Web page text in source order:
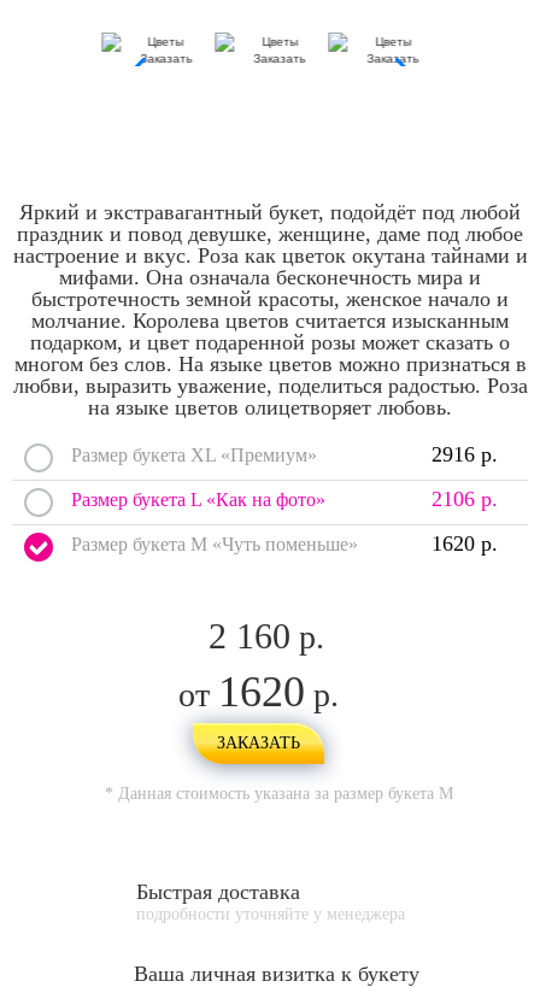
Яркий и экстравагантный букет, подойдёт под любой
праздник и повод девушке, женщине, даме под любое
настроение и вкус. Роза как цветок окутана тайнами и
мифами. Она означала бесконечность мира и
быстротечность земной красоты, женское начало и
молчание. Королева цветов считается изысканным
подарком, и цвет подаренной розы может сказать о
многом без слов. На языке цветов можно признаться в
любви, выразить уважение, поделиться радостью. Роза
на языке цветов олицетворяет любовь.
Размер букета XL «Премиум» 2916 р.
Размер букета L «Как на фото» 2106 р.
Размер букета M «Чуть поменьше» 1620 р.
2 160 р.
от 1620 р.
ЗАКАЗАТЬ
* Данная стоимость указана за размер букета M
Быстрая доставка
подробности уточняйте у менеджера
Ваша личная визитка к букету